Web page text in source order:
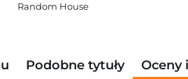
Random House
Podobne tytuły Oceny